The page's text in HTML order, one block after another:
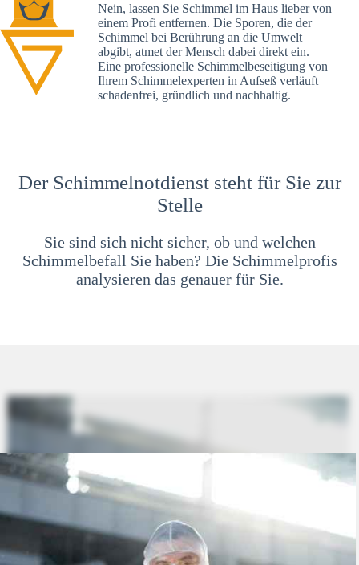
Nein, lassen Sie Schimmel im Haus lieber von
einem Profi entfernen. Die Sporen, die der
Schimmel bei Berührung an die Umwelt
abgibt, atmet der Mensch dabei direkt ein.
Eine professionelle Schimmelbeseitigung von
Ihrem Schimmelexperten in Aufseß verläuft
schadenfrei, gründlich und nachhaltig.
Der Schimmelnotdienst steht für Sie zur
Stelle
Sie sind sich nicht sicher, ob und welchen
Schimmelbefall Sie haben? Die Schimmelprofis
analysieren das genauer für Sie.